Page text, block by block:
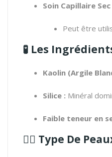
Soin Capillaire Sec
Peut être
🧪 Les
Kaolin (Argile
Silice : Minéral
Faible teneur en
🧖‍♀️ Type De